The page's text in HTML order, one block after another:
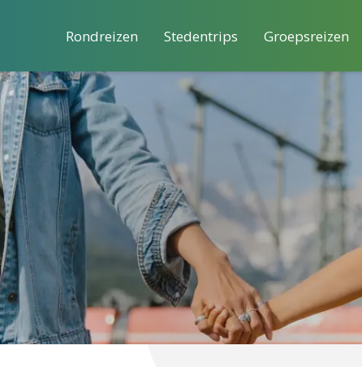
Rondreizen Stedentrips Groepsreizen